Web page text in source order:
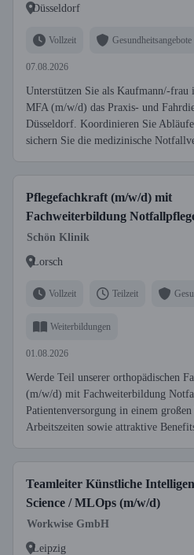
Düsseldorf
Vollzeit Gesundheitsangebote
07.08.2026
Unterstützen Sie als Kaufmann/-frau
MFA (m/w/d) das Praxis- und
Düsseldorf. Koordinieren Sie
sichern Sie die medizinische
Pflegefachkraft (m/w/d) mit
Fachweiterbildung
Schön Klinik
Lorsch
Vollzeit Teilzeit
Weiterbildungen
01.08.2026
Werde Teil unserer orthopädischen
(m/w/d) mit Fachweiterbildung
Patientenversorgung in einem
Arbeitszeiten sowie attraktive
Teamleiter Künstliche
Science / MLOps (m/w/d)
Workwise GmbH
Leipzig